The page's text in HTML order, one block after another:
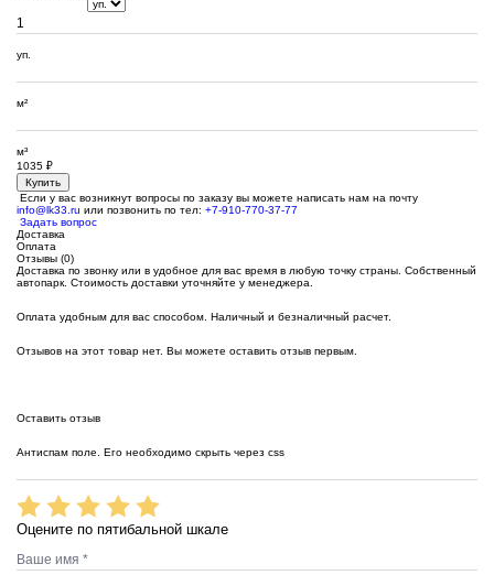
уп.
м²
м³
1035 ₽
Купить
Если у вас возникнут вопросы по заказу вы можете написать нам на почту
info@lk33.ru или позвонить по тел: +7-910-770-37-77
Задать вопрос
Доставка
Оплата
Отзывы (0)
Доставка по звонку или в удобное для вас время в любую точку страны. Собственный
автопарк. Стоимость доставки уточняйте у менеджера.
Оплата удобным для вас способом. Наличный и безналичный расчет.
Отзывов на этот товар нет. Вы можете оставить отзыв первым.
Оставить отзыв
Антиспам поле. Его необходимо скрыть через css
Оцените по пятибальной шкале